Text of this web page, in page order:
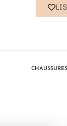
CHAUSSURES